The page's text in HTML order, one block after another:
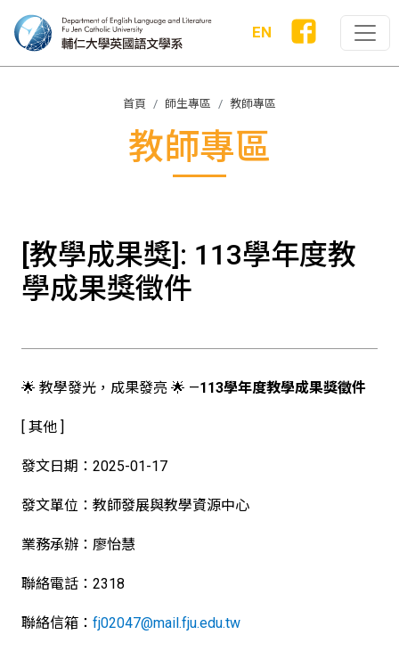
EN
首頁 師生專區 教師專區
教師專區
[教學成果獎]: 113學年度教
學成果獎徵件
🌟 教學發光，成果發亮 🌟 —113學年度教學成果獎徵件
[ 其他 ]
發文日期：2025-01-17
發文單位：教師發展與教學資源中心
業務承辦：廖怡慧
聯絡電話：2318
聯絡信箱： fj02047@mail.fju.edu.tw